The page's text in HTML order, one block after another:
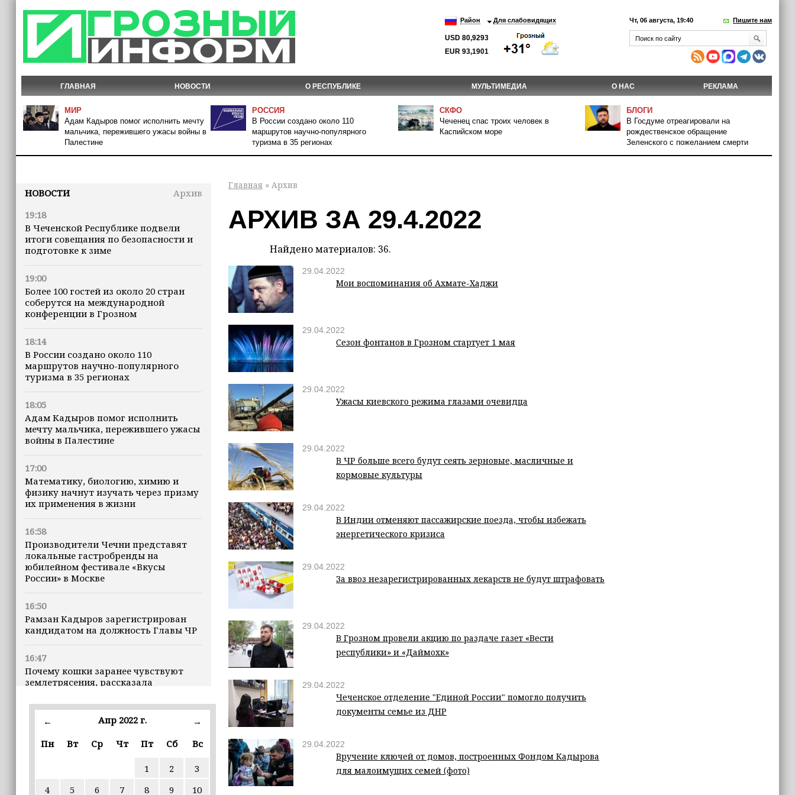
Район Для слабовидящих
USD 80,9293
EUR 93,1901
Чт, 06 августа, 19:40 Пишите нам
ГЛАВНАЯ НОВОСТИ О РЕСПУБЛИКЕ МУЛЬТИМЕДИА О НАС РЕКЛАМА
МИР
Адам Кадыров помог исполнить мечту
мальчика, пережившего ужасы войны в
Палестине
РОССИЯ
В России создано около 110
маршрутов научно-популярного
туризма в 35 регионах
СКФО
Чеченец спас троих человек в
Каспийском море
БЛОГИ
В Госдуме отреагировали на
рождественское обращение
Зеленского с пожеланием смерти
НОВОСТИ
Архив
19:18
В Чеченской Республике подвели
итоги совещания по безопасности и
подготовке к зиме
19:00
Более 100 гостей из около 20 стран
соберутся на международной
конференции в Грозном
18:14
В России создано около 110
маршрутов научно-популярного
туризма в 35 регионах
18:05
Адам Кадыров помог исполнить
мечту мальчика, пережившего ужасы
войны в Палестине
17:00
Математику, биологию, химию и
физику начнут изучать через призму
их применения в жизни
16:58
Производители Чечни представят
локальные гастробренды на
юбилейном фестивале «Вкусы
России» в Москве
16:50
Рамзан Кадыров зарегистрирован
кандидатом на должность Главы ЧР
16:47
Почему кошки заранее чувствуют
землетрясения, рассказала
16:12
проходящий в Грозном фестиваль
← Апр 2022 г.
→
Пн
Вт Ср Чт Пт Сб Вс
1 2
3
4
5 6 7 8 9 10
Главная » Архив
АРХИВ ЗА 29.4.2022
Найдено материалов: 36.
29.04.2022
Мои воспоминания об Ахмате-Хаджи
29.04.2022
Сезон фонтанов в Грозном стартует 1 мая
29.04.2022
Ужасы киевского режима глазами очевидца
29.04.2022
В ЧР больше всего будут сеять зерновые, масличные и
кормовые культуры
29.04.2022
В Индии отменяют пассажирские поезда, чтобы избежать
энергетического кризиса
29.04.2022
За ввоз незарегистрированных лекарств не будут штрафовать
29.04.2022
В Грозном провели акцию по раздаче газет «Вести
республики» и «Даймохк»
29.04.2022
Чеченское отделение "Единой России" помогло получить
документы семье из ДНР
29.04.2022
Вручение ключей от домов, построенных Фондом Кадырова
для малоимущих семей (фото)